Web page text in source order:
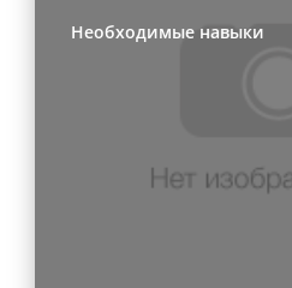
Необходимые навыки